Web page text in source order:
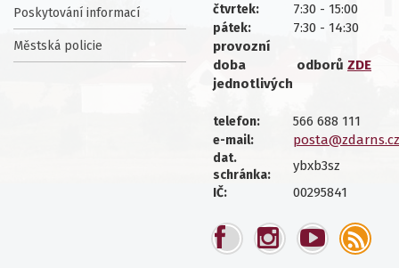
Poskytování informací
Městská policie
čtvrtek: 7:30 - 15:00
pátek:
7:30 - 14:30
provozní
doba
jednotlivých
odborů ZDE
telefon: 566 688 111
e-mail: posta@zdarns.cz
dat.
schránka:
ybxb3sz
IČ: 00295841